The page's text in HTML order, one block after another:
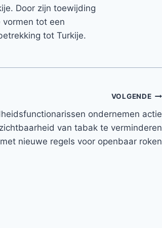
Door zijn toewijding
tot een
tot Turkije.
VOLGENDE
ondernemen actie
van tabak te verminderen
met nieuwe regels voor openbaar roken